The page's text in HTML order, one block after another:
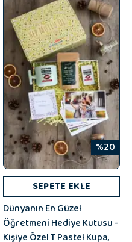
%20
SEPETE EKLE
Dünyanın En Güzel
Öğretmeni Hediye Kutusu -
Kişiye Özel T Pastel Kupa,